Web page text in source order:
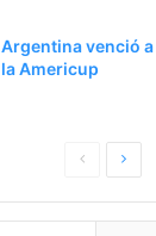
Argentina venció
la Americup
Pagina